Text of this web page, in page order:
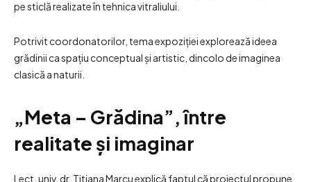
pe sticlă realizate în tehnica vitraliului.
Potrivit coordonatorilor, tema expoziției explorează ideea
grădinii ca spațiu conceptual și artistic, dincolo de imaginea
clasică a naturii.
„Meta – Grădina”, între
realitate și imaginar
Lect. univ. dr. Titiana Marcu explică faptul că proiectul propune